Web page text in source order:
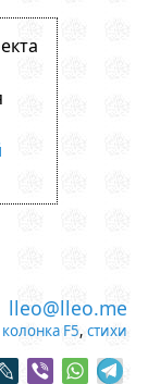
lleo@lleo.me
колонка F5,стихи